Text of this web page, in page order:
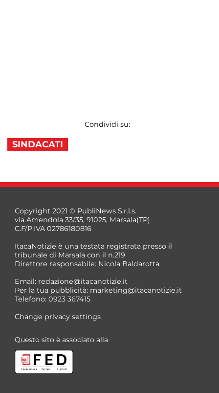
Condividi su:
SINDACATI
Copyright 2021 © PubliNews S.r.l.s.
via Amendola 33/35, 91025, Marsala(TP)
C.F/P.IVA 02786180816
ItacaNotizie è una testata registrata presso il
tribunale di Marsala con il n.219
Direttore responsabile: Nicola Baldarotta
Email: redazione@itacanotizie.it
Per la tua pubblicità: marketing@itacanotizie.it
Telefono: 0923 367415
Change privacy settings
Questo sito è associato alla